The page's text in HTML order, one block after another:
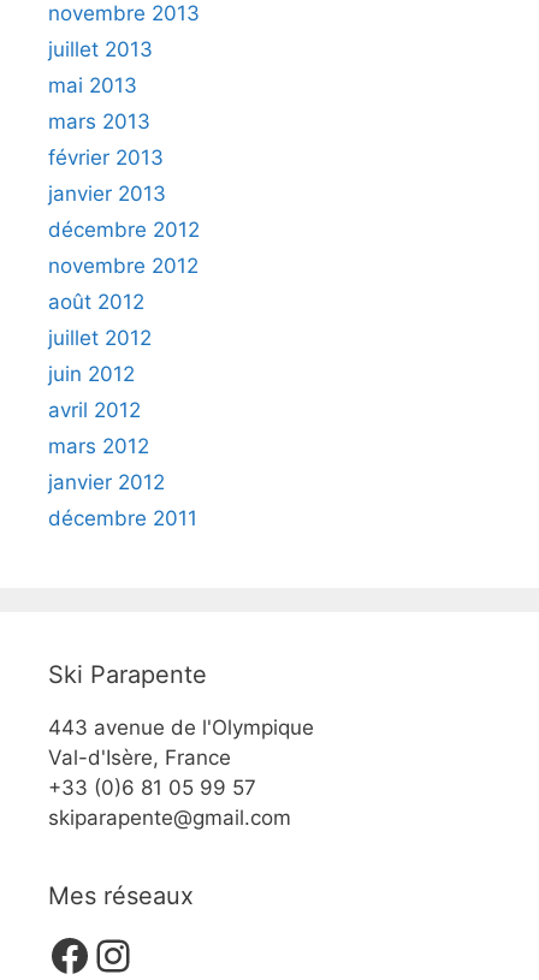
novembre 2013
juillet 2013
mai 2013
mars 2013
février 2013
janvier 2013
décembre 2012
novembre 2012
août 2012
juillet 2012
juin 2012
avril 2012
mars 2012
janvier 2012
décembre 2011
Ski Parapente
443 avenue de l'Olympique
Val-d'Isère, France
+33 (0)6 81 05 99 57
skiparapente@gmail.com
Mes réseaux
Facebook
Instagram